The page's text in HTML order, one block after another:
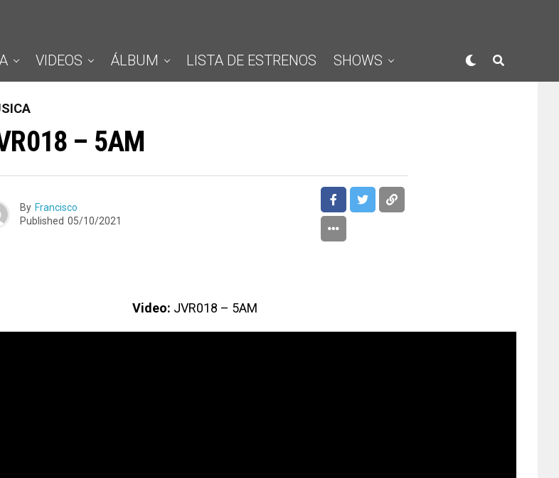
VIDEOS ÁLBUM LISTA DE ESTRENOS SHOWS
– 5AM
By Francisco
Published 05/10/2021
Video: JVR018 – 5AM